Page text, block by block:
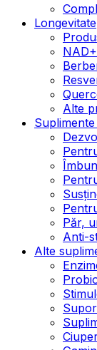
Longevitate
NAD+
Alte
Păr,
Anti-
Alte